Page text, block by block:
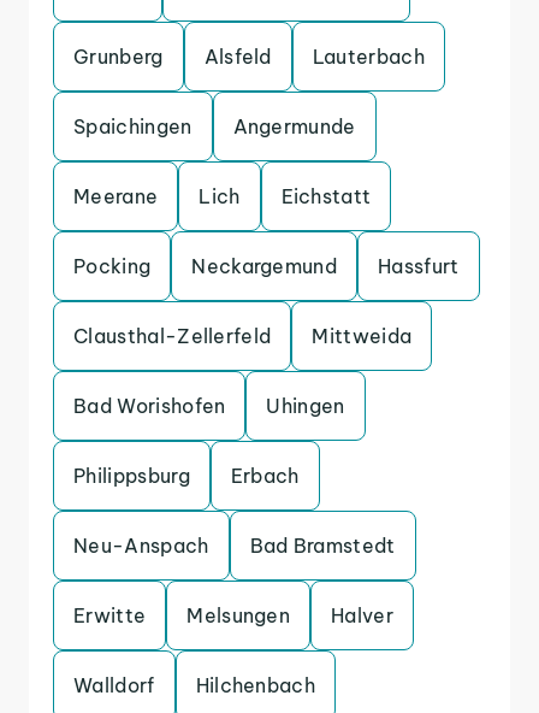
Grunberg Alsfeld Lauterbach
Spaichingen Angermunde
Meerane Lich Eichstatt
Pocking Neckargemund Hassfurt
Clausthal-Zellerfeld Mittweida
Bad Worishofen Uhingen
Philippsburg Erbach
Neu-Anspach Bad Bramstedt
Erwitte Melsungen Halver
Walldorf Hilchenbach